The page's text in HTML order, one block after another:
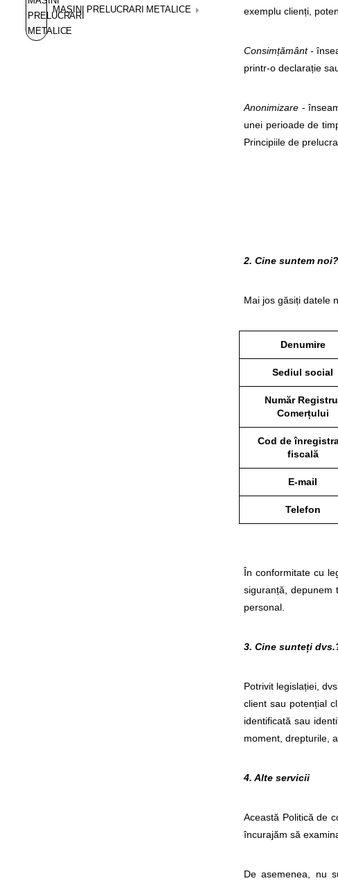
MASINI PRELUCRARI METALICE
exemplu clienți,
Consimțământ -
printr-o declarație
Anonimizare -
unei perioade de
Principiile de
2. Cine suntem noi?
Mai jos găsiți datele
Denumire
Sediul social
Număr
Comerțului
Cod de
fiscală
E-mail
Telefon
În conformitate cu
siguranță, depunem
personal.
3. Cine sunteți
Potrivit legislației,
client sau potențial
identificată sau
moment, drepturile,
4. Alte servicii
Această Politică de
încurajăm să
De asemenea, nu